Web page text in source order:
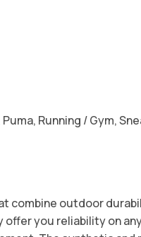
Puma, Running / Gym,
combine outdoor
you reliability on